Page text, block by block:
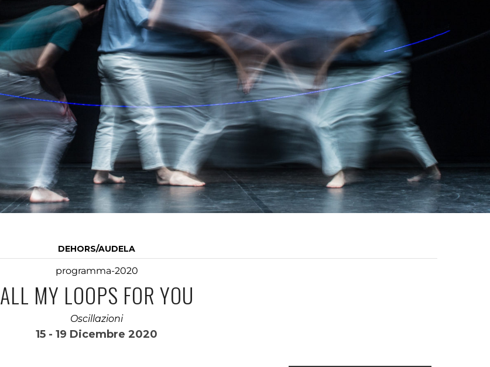
DEHORS/AUDELA
programma-2020
ALL MY LOOPS FOR YOU
Oscillazioni
15 - 19 Dicembre 2020